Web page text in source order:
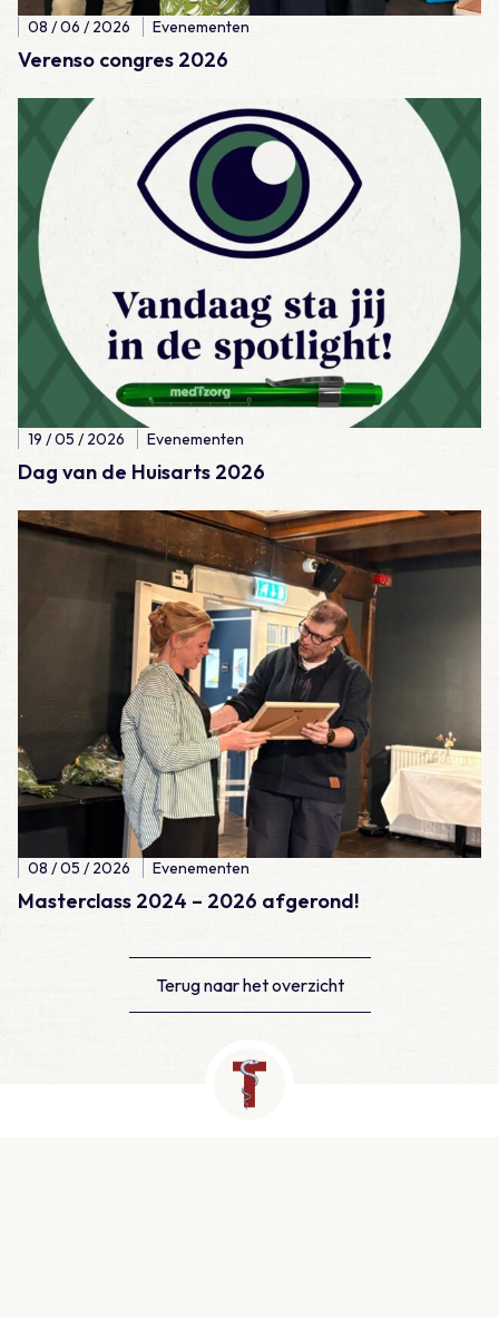
Verenso congres 2026
08 / 06 / 2026 Evenementen
Dag van de Huisarts 2026
19 / 05 / 2026 Evenementen
Lees meer over Dag van de Huisarts 2026
Masterclass 2024 – 2026 afgerond!
08 / 05 / 2026 Evenementen
Lees meer over Masterclass 2024 – 2026 afgerond!
Terug naar het overzicht